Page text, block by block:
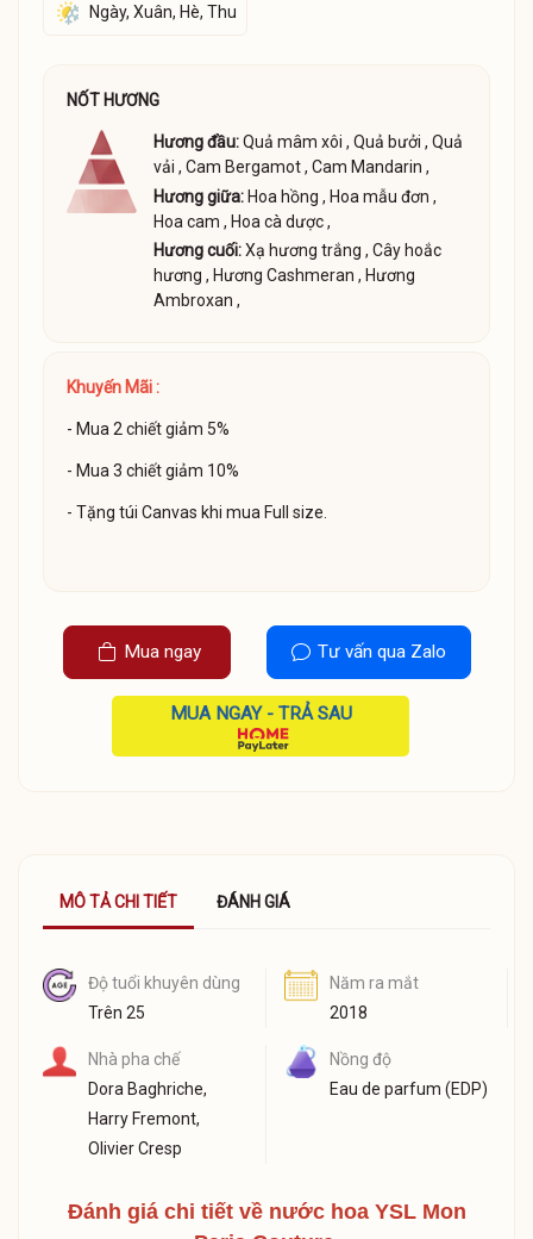
Ngày, Xuân, Hè, Thu
NỐT HƯƠNG
Hương đầu:Quả mâm xôi ,Quả bưởi ,Quả
vải ,Cam Bergamot,Cam Mandarin ,
Hương giữa: Hoa hồng , Hoa mẫu đơn ,
Hoa cam , Hoa cà dược,
Hương cuối:Xạ hương trắng ,Cây hoắc
hương , Hương Cashmeran , Hương
Ambroxan ,
Khuyến Mãi :
- Mua 2 chiết giảm 5%
- Mua 3 chiết giảm 10%
- Tặng túi Canvas khi mua Full size.
Mua ngay Tư vấn qua Zalo
MUA NGAY - TRẢ SAU
MÔ TẢ CHI TIẾT ĐÁNH GIÁ
Độ tuổi khuyên dùng
Trên 25
Năm ra mắt
2018
Nhà pha chế
Dora Baghriche,
Harry Fremont,
Olivier Cresp
Nồng độ
Eau de parfum (EDP)
Đánh giá chi tiết về nước hoa YSL Mon